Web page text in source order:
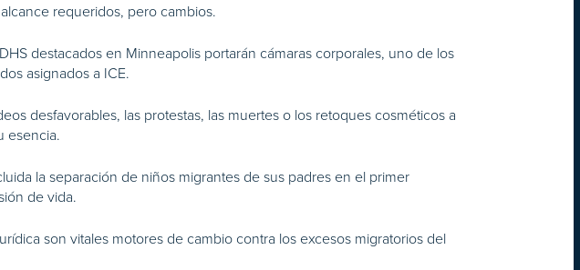
requeridos, pero cambios.
destacados en Minneapolis portarán cámaras corporales, uno de los
asignados a ICE.
desfavorables, las protestas, las muertes o los retoques cosméticos a
esencia.
la separación de niños migrantes de sus padres en el primer
de vida.
son vitales motores de cambio contra los excesos migratorios del